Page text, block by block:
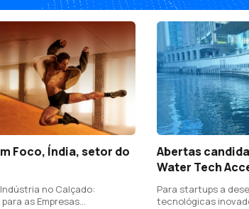
Foco, Índia, setor do
no Calçado:
as Empresas
Abertas
Water Tech
Para startups a
tecnológicas